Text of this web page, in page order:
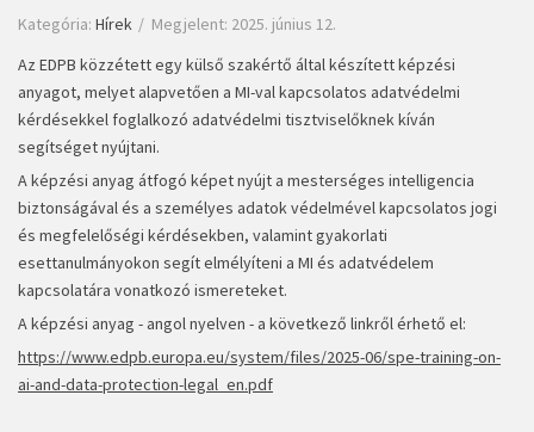
Kategória: Hírek
Megjelent: 2025. június 12.
Az EDPB közzétett egy külső szakértő által készített képzési
anyagot, melyet alapvetően a MI-val kapcsolatos adatvédelmi
kérdésekkel foglalkozó adatvédelmi tisztviselőknek kíván
segítséget nyújtani.
A képzési anyag átfogó képet nyújt a mesterséges intelligencia
biztonságával és a személyes adatok védelmével kapcsolatos jogi
és megfelelőségi kérdésekben, valamint gyakorlati
esettanulmányokon segít elmélyíteni a MI és adatvédelem
kapcsolatára vonatkozó ismereteket.
A képzési anyag - angol nyelven - a következő linkről érhető el:
https://www.edpb.europa.eu/system/files/2025-06/spe-training-on-
ai-and-data-protection-legal_en.pdf